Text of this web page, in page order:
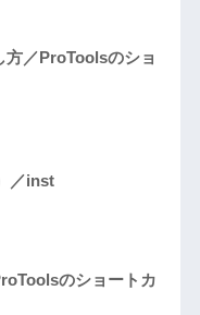
方／ProToolsのショ
／inst
のショートカ